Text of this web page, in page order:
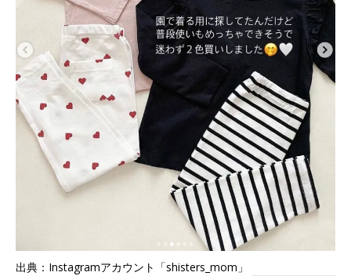
出典：Instagramアカウント「shisters_mom」